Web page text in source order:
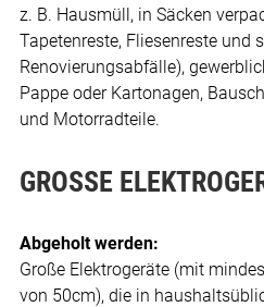
z. B. Hausmüll, in Säcken
Tapetenreste, Fliesenreste und
Renovierungsabfälle),
Pappe oder Kartonagen,
und Motorradteile.
GROSSE
Abgeholt werden:
Große Elektrogeräte (mit
von 50cm), die in